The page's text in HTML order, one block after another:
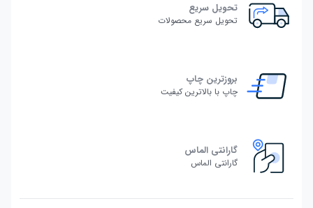
تحویل سریع
تحویل سریع محصولات
بروزترین چاپ
چاپ با بالاترین کیفیت
گارانتی الماس
گارانتی الماس